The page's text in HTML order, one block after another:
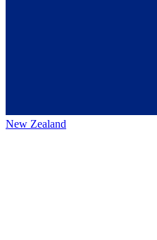
New Zealand